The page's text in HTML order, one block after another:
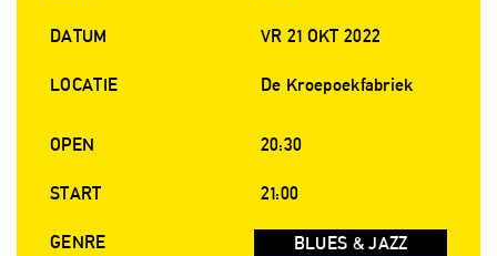
DATUM VR 21 OKT 2022
LOCATIE De Kroepoekfabriek
OPEN 20:30
START 21:00
GENRE
BLUES & JAZZ